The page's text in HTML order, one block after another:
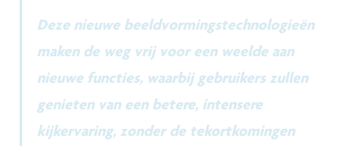
Deze nieuwe beeldvormingstechnologieën
maken de weg vrij voor een weelde aan
nieuwe functies, waarbij gebruikers zullen
genieten van een betere, intensere
kijkervaring, zonder de tekortkomingen